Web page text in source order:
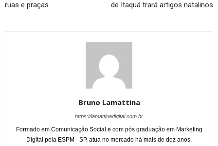
ruas e praças
de Itaquá trará artigos natalinos
Bruno Lamattina
https://lamattinadigital.com.br
Formado em Comunicação Social e com pós graduação em Marketing
Digital pela ESPM - SP, atua no mercado há mais de dez anos.